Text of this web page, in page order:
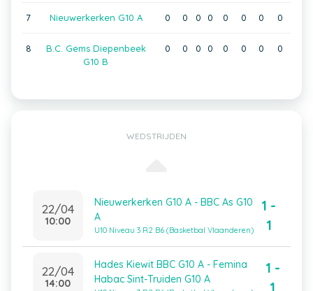
7 Nieuwerkerken G10 A 0 0 0 0 0 0 0 0
8
B.C. Gems Diepenbeek
G10 B
0 0 0 0 0 0 0 0
WEDSTRIJDEN
22/04
10:00
Nieuwerkerken G10 A - BBC As G10
A
U10 Niveau 3 R2 B6 (Basketbal Vlaanderen)
1 -
1
22/04
14:00
Hades Kiewit BBC G10 A - Femina
Habac Sint-Truiden G10 A
1 -
1